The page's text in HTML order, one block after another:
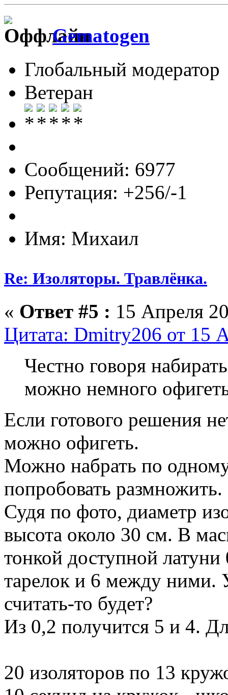
Gematogen
Глобальный модератор
Ветеран
Сообщений: 6977
Репутация: +256/-1
Имя: Михаил
Re: Изоляторы. Травлёнка.
« Ответ #5 : 15 Апреля
Цитата: Dmitry206 от 15
Честно говоря
можно немного
Если готового решения
можно офигеть.
Можно набрать по
попробовать
Судя по фото, диаметр
высота около 30 см. В
тонкой доступной
тарелок и 6 между ними.
считать-то будет?
Из 0,2 получится 5 и 4.
20 изоляторов по 13